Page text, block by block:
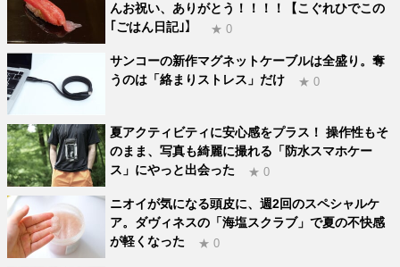
んお祝い、ありがとう！！！！【こぐれひでこの
｢ごはん日記｣】
★ 0
サンコーの新作マグネットケーブルは全盛り。奪
うのは「絡まりストレス」だけ
★ 0
夏アクティビティに安心感をプラス！ 操作性もそ
のまま、写真も綺麗に撮れる「防水スマホケー
ス」にやっと出会った
★ 0
ニオイが気になる頭皮に、週2回のスペシャルケ
ア。ダヴィネスの「海塩スクラブ」で夏の不快感
が軽くなった
★ 0